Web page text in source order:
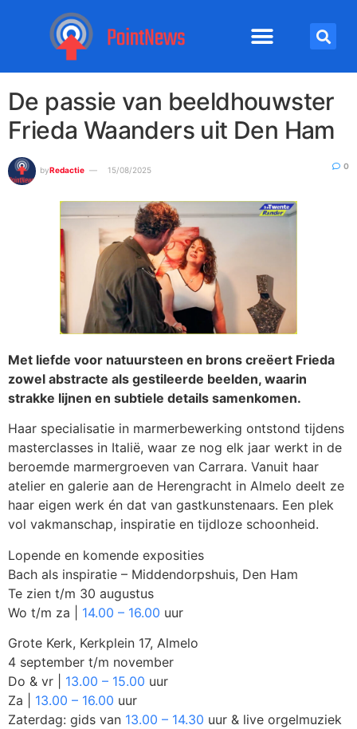
De passie van beeldhouwster
Frieda Waanders uit Den Ham
byRedactie 15/08/2025 0
Met liefde voor natuursteen en brons creëert Frieda
zowel abstracte als gestileerde beelden, waarin
strakke lijnen en subtiele details samenkomen.
Haar specialisatie in marmerbewerking ontstond tijdens
masterclasses in Italië, waar ze nog elk jaar werkt in de
beroemde marmergroeven van Carrara. Vanuit haar
atelier en galerie aan de Herengracht in Almelo deelt ze
haar eigen werk én dat van gastkunstenaars. Een plek
vol vakmanschap, inspiratie en tijdloze schoonheid.
Lopende en komende exposities
Bach als inspiratie – Middendorpshuis, Den Ham
Te zien t/m 30 augustus
Wo t/m za | 14.00 – 16.00 uur
Grote Kerk, Kerkplein 17, Almelo
4 september t/m november
Do & vr | 13.00 – 15.00 uur
Za | 13.00 – 16.00 uur
Zaterdag: gids van 13.00 – 14.30 uur & live orgelmuziek